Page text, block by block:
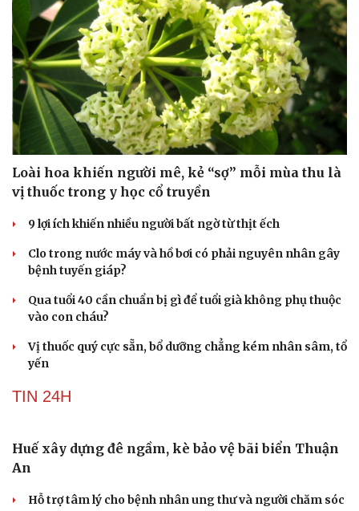
Định nghĩa, vị trí hiển thị, quy cách nội dung, cách thiết lập và tối
ưu Brand Video Ads.
| SmartAds
SỨC KHỎE
Loài hoa khiến người mê, kẻ “sợ” mỗi mùa thu là
vị thuốc trong y học cổ truyền
9 lợi ích khiến nhiều người bất ngờ từ thịt ếch
bệnh tuyến giáp?
vào con cháu?